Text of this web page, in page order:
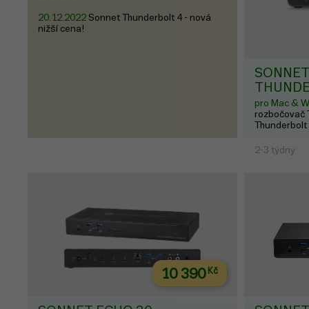
20.12.2022 Sonnet Thunderbolt 4 - nová
nižší cena!
SONNET
pro Mac &
rozbočovač
Thunderbolt
2-3 týdny
10 390Kč